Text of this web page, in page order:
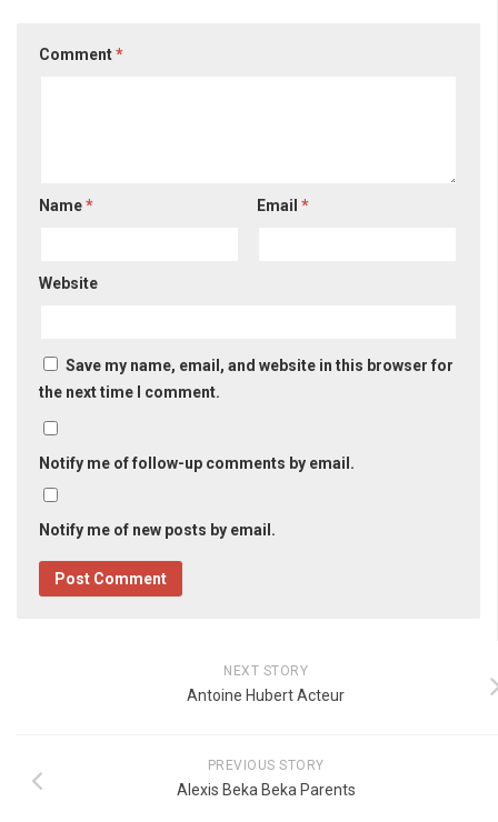
Comment*
Name* Email*
Website
Save my name, email, and website in this browser for
the next time I comment.
Notify me of follow-up comments by email.
Notify me of new posts by email.
NEXT STORY
Antoine Hubert Acteur
PREVIOUS STORY
Alexis Beka Beka Parents